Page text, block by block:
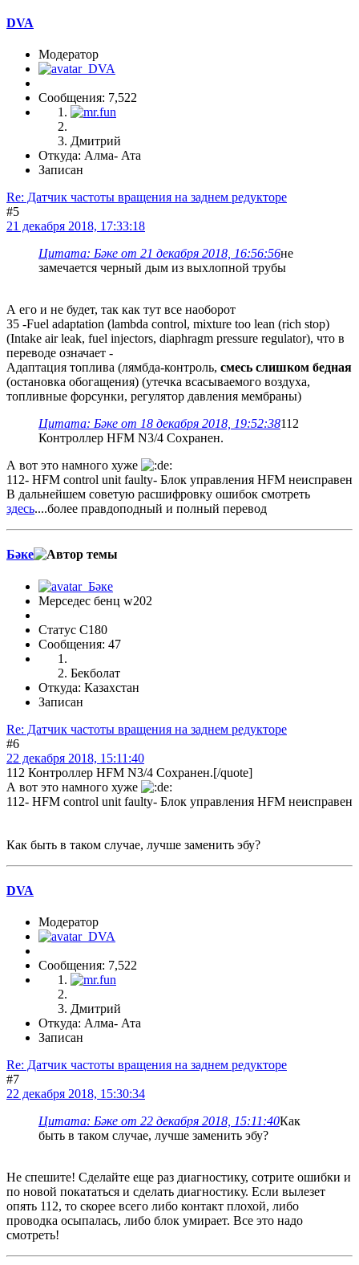
DVA
Модератор
Сообщения: 7,522
Дмитрий
Откуда: Алма- Ата
Записан
Re: Датчик частоты вращения на заднем редукторе
#5
21 декабря 2018, 17:33:18
Цитата: Бәке от 21 декабря 2018, 16:56:56не
замечается черный дым из выхлопной трубы
А его и не будет, так как тут все наоборот
35 -Fuel adaptation (lambda control, mixture too lean (rich stop)
(Intake air leak, fuel injectors, diaphragm pressure regulator), что в
переводе означает -
Адаптация топлива (лямбда-контроль, смесь слишком бедная
(остановка обогащения) (утечка всасываемого воздуха,
топливные форсунки, регулятор давления мембраны)
Цитата: Бәке от 18 декабря 2018, 19:52:38112
Контроллер HFM N3/4 Сохранен.
А вот это намного хуже
112- HFM control unit faulty- Блок управления HFM неисправен
В дальнейшем советую расшифровку ошибок смотреть
здесь....более правдоподный и полный перевод
Бәке
Мерседес бенц w202
Статус C180
Сообщения: 47
Бекболат
Откуда: Казахстан
Записан
Re: Датчик частоты вращения на заднем редукторе
#6
22 декабря 2018, 15:11:40
112 Контроллер HFM N3/4 Сохранен.[/quote]
А вот это намного хуже
112- HFM control unit faulty- Блок управления HFM неисправен
Как быть в таком случае, лучше заменить эбу?
DVA
Модератор
Сообщения: 7,522
Дмитрий
Откуда: Алма- Ата
Записан
Re: Датчик частоты вращения на заднем редукторе
#7
22 декабря 2018, 15:30:34
Цитата: Бәке от 22 декабря 2018, 15:11:40Как
быть в таком случае, лучше заменить эбу?
Не спешите! Сделайте еще раз диагностику, сотрите ошибки и
по новой покататься и сделать диагностику. Если вылезет
опять 112, то скорее всего либо контакт плохой, либо
проводка осыпалась, либо блок умирает. Все это надо
смотреть!